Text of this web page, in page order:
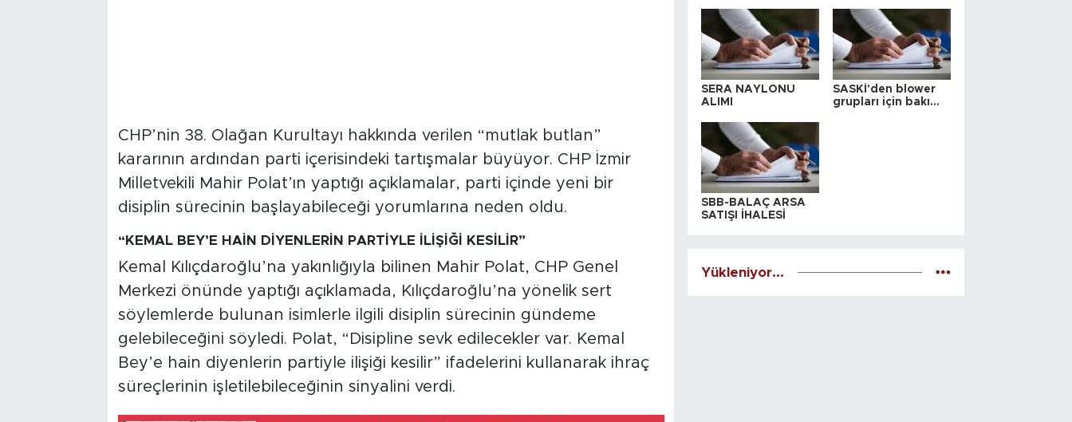
CHP’nin 38. Olağan Kurultayı hakkında verilen “mutlak butlan”
kararının ardından parti içerisindeki tartışmalar büyüyor. CHP İzmir
Milletvekili Mahir Polat’ın yaptığı açıklamalar, parti içinde yeni bir
disiplin sürecinin başlayabileceği yorumlarına neden oldu.
“KEMAL BEY’E HAİN DİYENLERİN PARTİYLE İLİŞİĞİ KESİLİR”
Kemal Kılıçdaroğlu’na yakınlığıyla bilinen Mahir Polat, CHP Genel
Merkezi önünde yaptığı açıklamada, Kılıçdaroğlu’na yönelik sert
söylemlerde bulunan isimlerle ilgili disiplin sürecinin gündeme
gelebileceğini söyledi. Polat, “Disipline sevk edilecekler var. Kemal
Bey’e hain diyenlerin partiyle ilişiği kesilir” ifadelerini kullanarak ihraç
süreçlerinin işletilebileceğinin sinyalini verdi.
SERA NAYLONU
ALIMI
SASKİ'den blower
grupları için bakım
SBB-BALAÇ ARSA
SATIŞI İHALESİ
Yükleniyor...